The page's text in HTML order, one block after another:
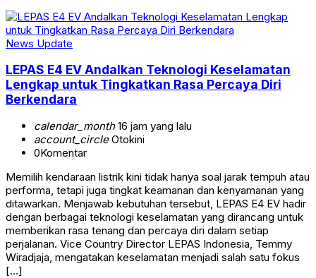
News Update
LEPAS E4 EV Andalkan Teknologi Keselamatan
Lengkap untuk Tingkatkan Rasa Percaya Diri
Berkendara
calendar_month16 jam yang lalu
account_circleOtokini
0Komentar
Memilih kendaraan listrik kini tidak hanya soal jarak tempuh atau
performa, tetapi juga tingkat keamanan dan kenyamanan yang
ditawarkan. Menjawab kebutuhan tersebut, LEPAS E4 EV hadir
dengan berbagai teknologi keselamatan yang dirancang untuk
memberikan rasa tenang dan percaya diri dalam setiap
perjalanan. Vice Country Director LEPAS Indonesia, Temmy
Wiradjaja, mengatakan keselamatan menjadi salah satu fokus
[…]